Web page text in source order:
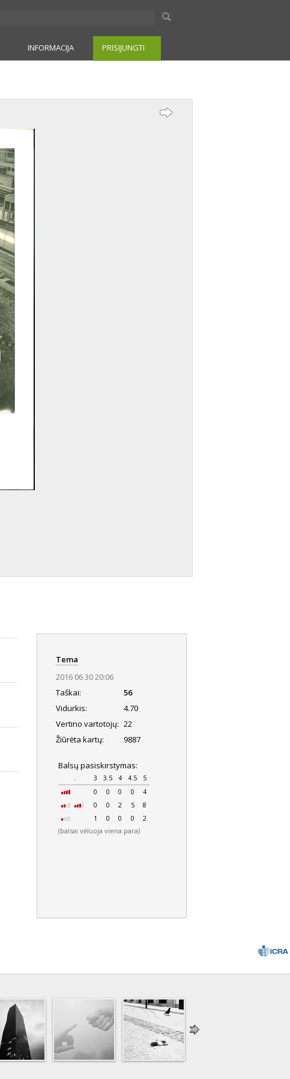
INFORMACIJA PRISIJUNGTI
Tema
2016 06 30 20:06
Taškai:
56
Vidurkis:
4.70
Vertino vartotojų: 22
Žiūrėta kartų:
9887
Balsų pasiskirstymas:
. 3 3.5 4 4.5
5
0
0 0 0
4
0
0 2 5
8
1
0 0 0 2
(balsai vėluoja viena para)